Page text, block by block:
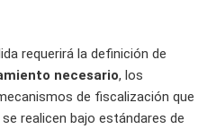
requerirá la definición de
necesario, los
de fiscalización que
realicen bajo estándares de